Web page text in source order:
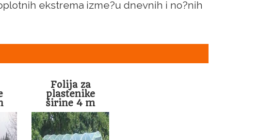
ekstrema izme?u dnevnih i no?nih
Folija za
plastenike
širine 4 m